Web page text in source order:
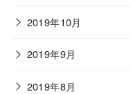
2019年10月
2019年9月
2019年8月